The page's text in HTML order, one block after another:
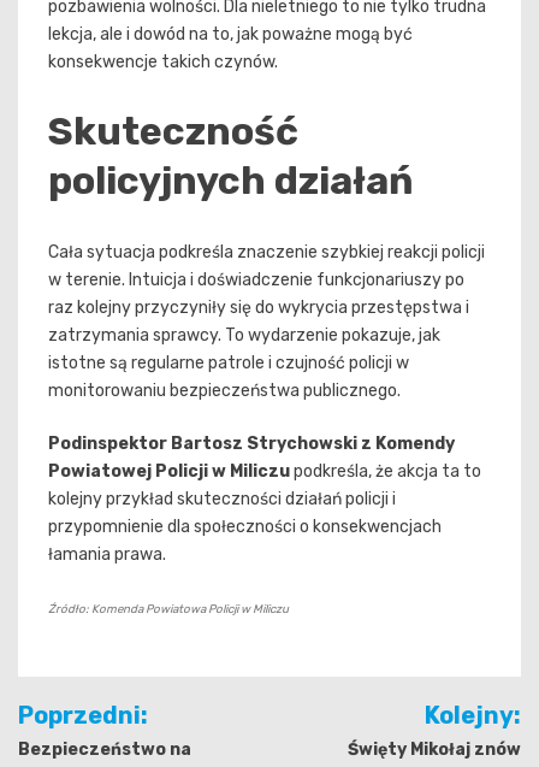
pozbawienia wolności. Dla nieletniego to nie tylko trudna
lekcja, ale i dowód na to, jak poważne mogą być
konsekwencje takich czynów.
Skuteczność
policyjnych działań
Cała sytuacja podkreśla znaczenie szybkiej reakcji policji
w terenie. Intuicja i doświadczenie funkcjonariuszy po
raz kolejny przyczyniły się do wykrycia przestępstwa i
zatrzymania sprawcy. To wydarzenie pokazuje, jak
istotne są regularne patrole i czujność policji w
monitorowaniu bezpieczeństwa publicznego.
Podinspektor Bartosz Strychowski z Komendy
Powiatowej Policji w Miliczupodkreśla, że akcja ta to
kolejny przykład skuteczności działań policji i
przypomnienie dla społeczności o konsekwencjach
łamania prawa.
Źródło: Komenda Powiatowa Policji w Miliczu
Nawigacja
wpisu
Poprzedni:
Bezpieczeństwo na
Kolejny:
Święty Mikołaj znów